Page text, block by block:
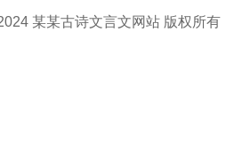
某某古诗文言文网站 版权所有